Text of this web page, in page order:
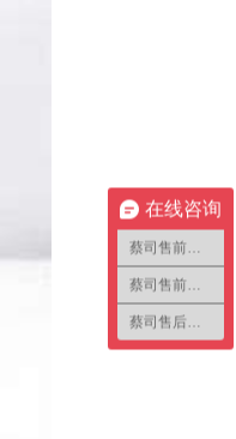
在线咨询
蔡司售前咨询1
蔡司售前咨询2
蔡司售后咨询